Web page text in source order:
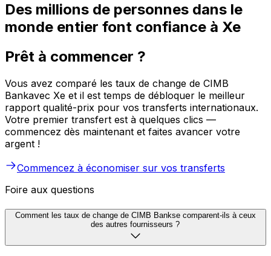
Des millions de personnes dans le
monde entier font confiance à Xe
Prêt à commencer ?
Vous avez comparé les taux de change de CIMB
Bankavec Xe et il est temps de débloquer le meilleur
rapport qualité-prix pour vos transferts internationaux.
Votre premier transfert est à quelques clics —
commencez dès maintenant et faites avancer votre
argent !
Commencez à économiser sur vos transferts
Foire aux questions
Comment les taux de change de CIMB Bankse comparent-ils à ceux
des autres fournisseurs ?